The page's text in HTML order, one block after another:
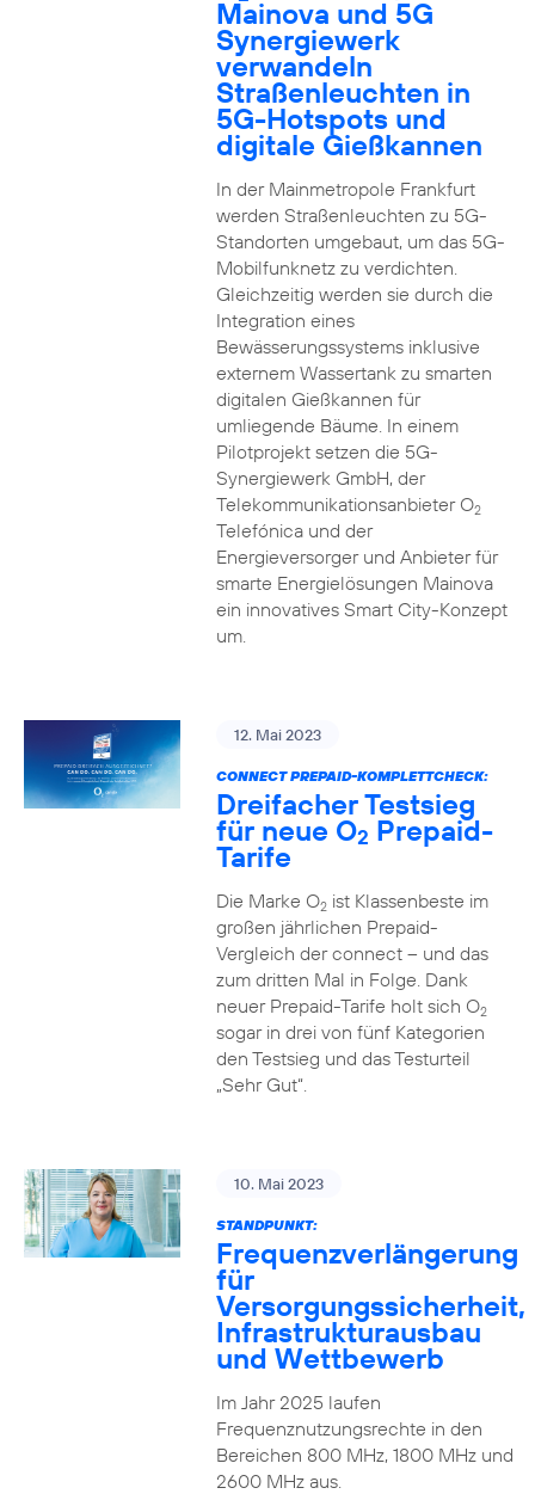
Mainova und 5G
Synergiewerk
verwandeln
Straßenleuchten in
5G-Hotspots und
digitale Gießkannen
In der Mainmetropole Frankfurt
werden Straßenleuchten zu 5G-
Standorten umgebaut, um das 5G-
Mobilfunknetz zu verdichten.
Gleichzeitig werden sie durch die
Integration eines
Bewässerungssystems inklusive
externem Wassertank zu smarten
digitalen Gießkannen für
umliegende Bäume. In einem
Pilotprojekt setzen die 5G-
Synergiewerk GmbH, der
Telekommunikationsanbieter O2
Telefónica und der
Energieversorger und Anbieter für
smarte Energielösungen Mainova
ein innovatives Smart City-Konzept
um.
12. Mai 2023
CONNECT PREPAID-KOMPLETTCHECK:
Dreifacher Testsieg
für neue O2 Prepaid-
Tarife
Die Marke O2ist Klassenbeste im
großen jährlichen Prepaid-
Vergleich der connect – und das
zum dritten Mal in Folge. Dank
neuer Prepaid-Tarife holt sich O2
sogar in drei von fünf Kategorien
den Testsieg und das Testurteil
„Sehr Gut“.
10. Mai 2023
STANDPUNKT:
Frequenzverlängerung
für
Versorgungssicherheit,
Infrastrukturausbau
und Wettbewerb
Im Jahr 2025 laufen
Frequenznutzungsrechte in den
Bereichen 800 MHz, 1800 MHz und
2600 MHz aus.